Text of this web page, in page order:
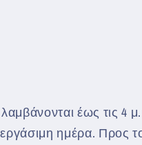
έως τις 4
ημέρα. Προς